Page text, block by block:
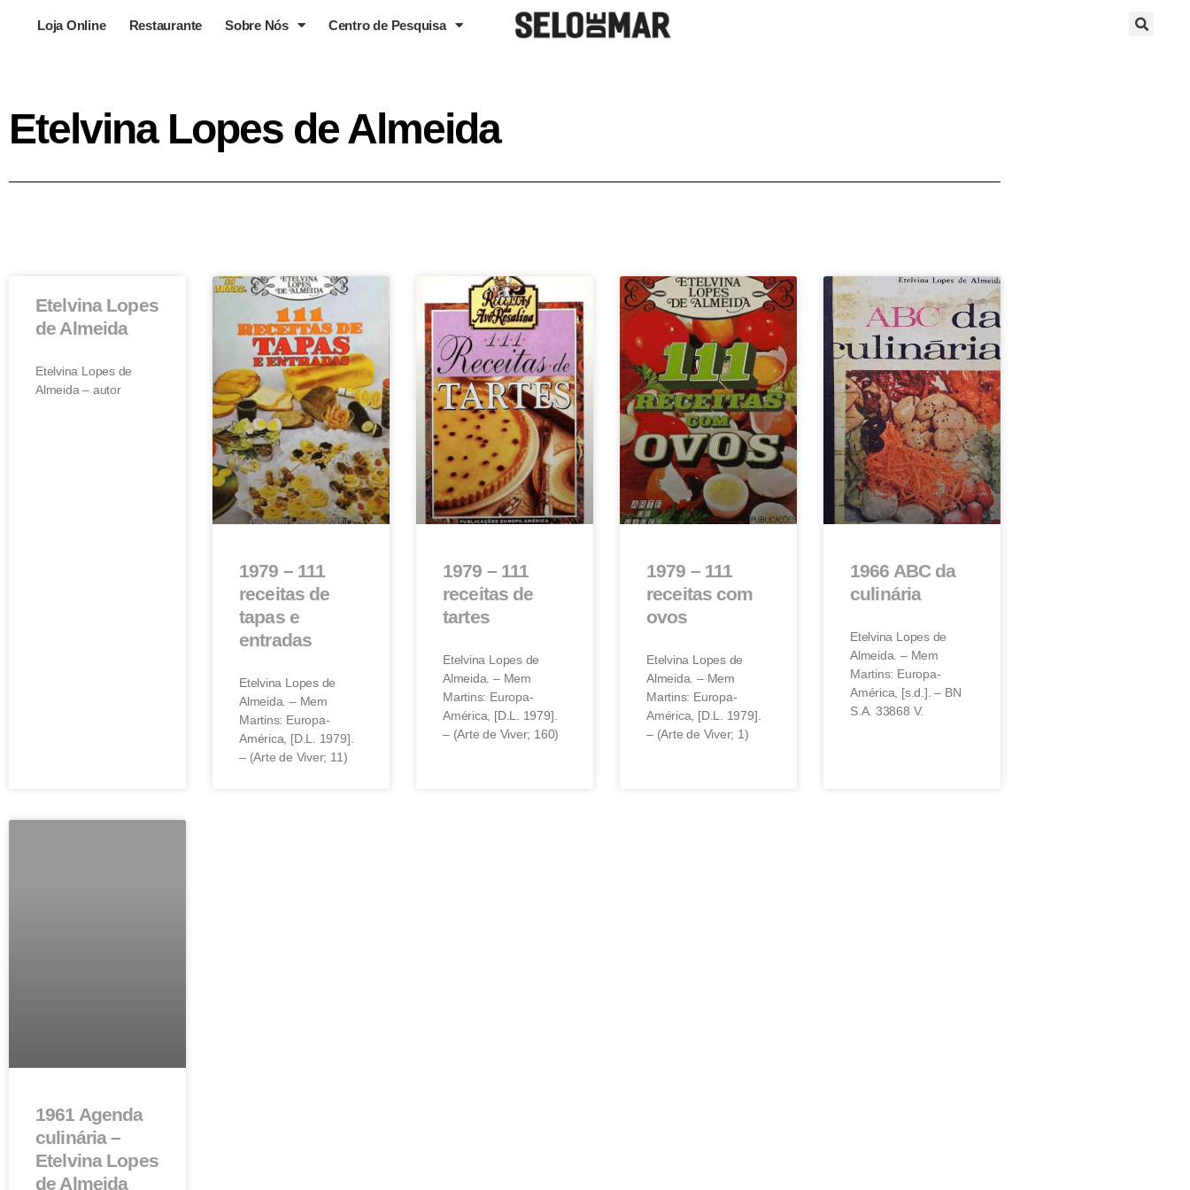
Loja Online Restaurante Sobre Nós Centro de Pesquisa
Etelvina Lopes de Almeida
Etelvina Lopes
de Almeida
Etelvina Lopes de
Almeida – autor
1979 – 111
receitas de
tapas e
entradas
Etelvina Lopes de
Almeida. – Mem
Martins: Europa-
América, [D.L. 1979].
– (Arte de Viver; 11)
1979 – 111
receitas de
tartes
Etelvina Lopes de
Almeida. – Mem
Martins: Europa-
América, [D.L. 1979].
– (Arte de Viver; 160)
1979 – 111
receitas com
ovos
Etelvina Lopes de
Almeida. – Mem
Martins: Europa-
América, [D.L. 1979].
– (Arte de Viver; 1)
1966 ABC da
culinária
Etelvina Lopes de
Almeida. – Mem
Martins: Europa-
América, [s.d.]. – BN
S.A. 33868 V.
1961 Agenda
culinária –
Etelvina Lopes
de Almeida